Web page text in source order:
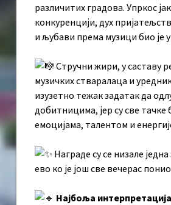
различитих градова. Упркос
конкуренцији, дух
и љубави према музици био је
Стручни жири, у саставу
музичких стваралаца и
изузетно тежак задатак да
добитницима, јер су све тачке
емоцијама, талентом и
Награде су се низале
ево ко је још све вечерас
Најбоља интерпретација